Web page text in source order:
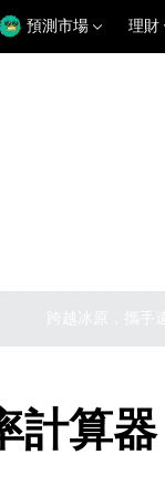
預測市場 理財
跨越冰原，攜手
計算器